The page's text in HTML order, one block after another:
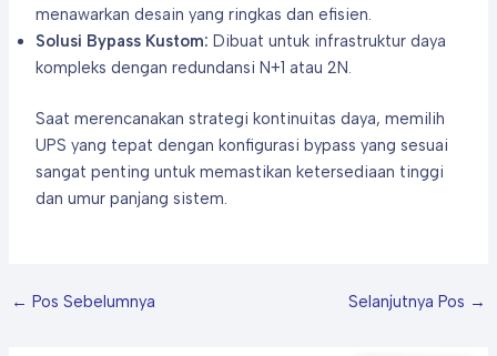
menawarkan desain yang ringkas dan efisien.
Solusi Bypass Kustom: Dibuat untuk infrastruktur daya
kompleks dengan redundansi N+1 atau 2N.
Saat merencanakan strategi kontinuitas daya, memilih
UPS yang tepat dengan konfigurasi bypass yang sesuai
sangat penting untuk memastikan ketersediaan tinggi
dan umur panjang sistem.
← Pos Sebelumnya Selanjutnya Pos →